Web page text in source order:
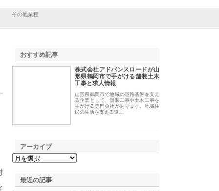
その他業種
おすすめ記事
株式会社アドバンスロードが山
形県鶴岡市で手がける舗装土木
工事と求人情報
山形県鶴岡市で地域の道路基盤を支え
る企業として、舗装工事や土木工事を
手がける専門会社があります。地域住
民の生活を支える道…
アーカイブ
最近の記事